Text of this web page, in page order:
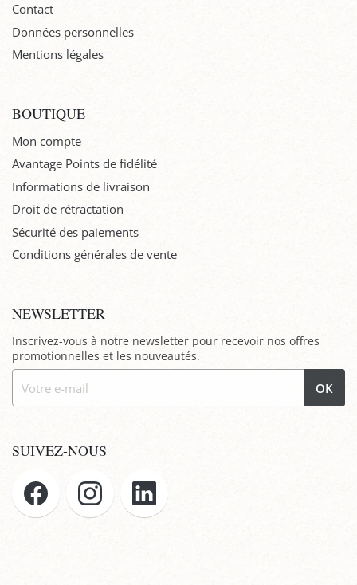
Contact
Données personnelles
Mentions légales
BOUTIQUE
Mon compte
Avantage Points de fidélité
Informations de livraison
Droit de rétractation
Sécurité des paiements
Conditions générales de vente
NEWSLETTER
Inscrivez-vous à notre newsletter pour recevoir nos offres
promotionnelles et les nouveautés.
OK
SUIVEZ-NOUS